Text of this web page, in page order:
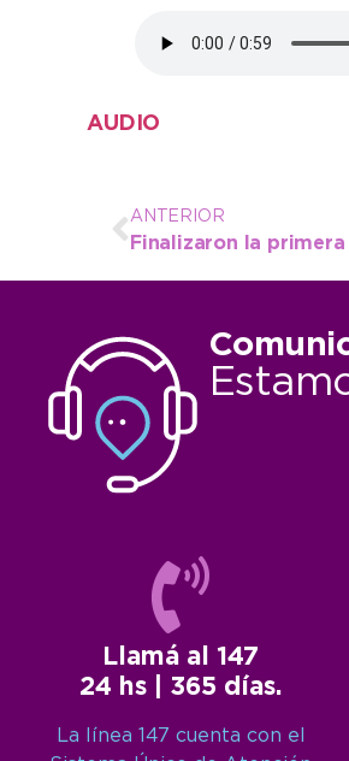
AUDIO
ANTERIOR
Llamá al 147
24 hs | 365 días.
La línea 147 cuenta con el